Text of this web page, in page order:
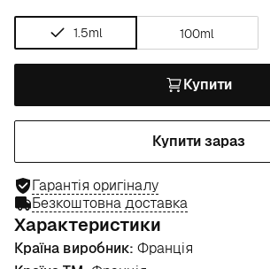
1.5ml 100ml
Купити
Купити зараз
Гарантія оригіналу
Безкоштовна доставка
Характеристики
Країна виробник: Франція